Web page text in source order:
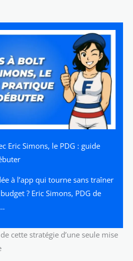
Eric Simons, le PDG : guide
à l’app qui tourne sans traîner
? Eric Simons, PDG de
cette stratégie d’une seule mise